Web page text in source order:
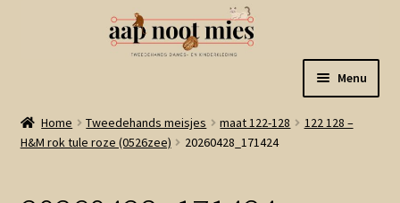
naar
navigatie
de
inhoud
Menu
Welkom
Home Tweedehands meisjes maat 122-128
122 128 –
H&M rok tule roze (0526zee)
20260428_171424